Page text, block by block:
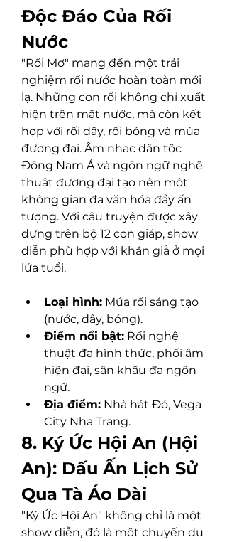
Độc Đáo Của Rối
Nước
"Rối Mơ" mang đến một trải
nghiệm rối nước hoàn toàn mới
lạ. Những con rối không chỉ xuất
hiện trên mặt nước, mà còn kết
hợp với rối dây, rối bóng và múa
đương đại. Âm nhạc dân tộc
Đông Nam Á và ngôn ngữ nghệ
thuật đương đại tạo nên một
không gian đa văn hóa đầy ấn
tượng. Với câu truyện được xây
dựng trên bộ 12 con giáp, show
diễn phù hợp với khán giả ở mọi
lứa tuổi.
Loại hình: Múa rối sáng tạo
(nước, dây, bóng).
Điểm nổi bật: Rối nghệ
thuật đa hình thức, phối âm
hiện đại, sân khấu đa ngôn
ngữ.
Địa điểm: Nhà hát Đó, Vega
City Nha Trang.
8. Ký Ức Hội An (Hội
An): Dấu Ấn Lịch Sử
Qua Tà Áo Dài
"Ký Ức Hội An" không chỉ là một
show diễn, đó là một chuyến du